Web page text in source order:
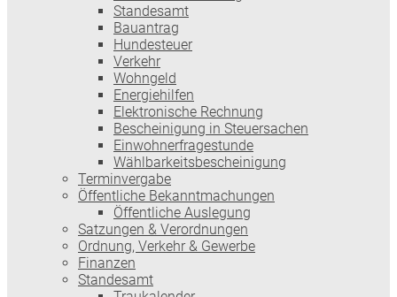
Standesamt
Bauantrag
Hundesteuer
Verkehr
Wohngeld
Energiehilfen
Elektronische Rechnung
Bescheinigung in Steuersachen
Einwohnerfragestunde
Wählbarkeitsbescheinigung
Terminvergabe
Öffentliche Bekanntmachungen
Öffentliche Auslegung
Satzungen & Verordnungen
Ordnung, Verkehr & Gewerbe
Finanzen
Standesamt